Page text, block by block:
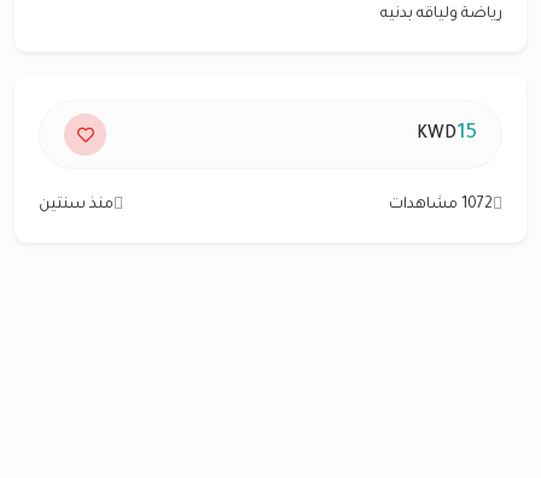
رياضة ولياقه بدنيه
15
KWD
1072 مشاهدات منذ سنتين